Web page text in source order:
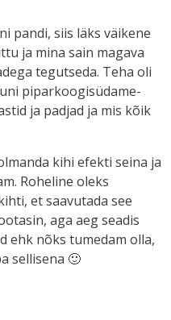
pandi, siis läks väikene
ja mina sain magava
tegutseda. Teha oli
piparkoogisüdame-
ja padjad ja mis kõik
kihi efekti seina ja
Roheline oleks
et saavutada see
aga aeg seadis
ehk nõks tumedam olla,
sellisena 🙂